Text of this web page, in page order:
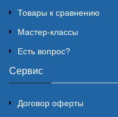
Товары к сравнению
Мастер-классы
Есть вопрос?
Сервис
Договор оферты